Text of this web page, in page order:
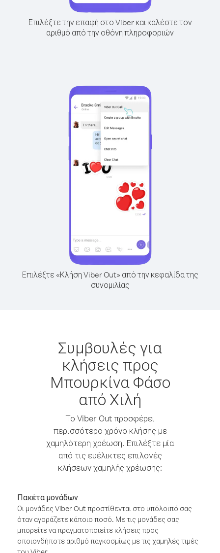
Επιλέξτε την επαφή στο Viber και καλέστε τον
αριθμό από την οθόνη πληροφοριών
Επιλέξτε «Κλήση Viber Out» από την κεφαλίδα της
συνομιλίας
Συμβουλές για
κλήσεις προς
Μπουρκίνα Φάσο
από Χιλή
Το Viber Out προσφέρει
περισσότερο χρόνο κλήσης με
χαμηλότερη χρέωση. Επιλέξτε μία
από τις ευέλικτες επιλογές
κλήσεων χαμηλής χρέωσης:
Πακέτα μονάδων
Οι μονάδες Viber Out προστίθενται στο υπόλοιπό σας
όταν αγοράζετε κάποιο ποσό. Με τις μονάδες σας
μπορείτε να πραγματοποιείτε κλήσεις προς
οποιονδήποτε αριθμό παγκοσμίως με τις χαμηλές τιμές